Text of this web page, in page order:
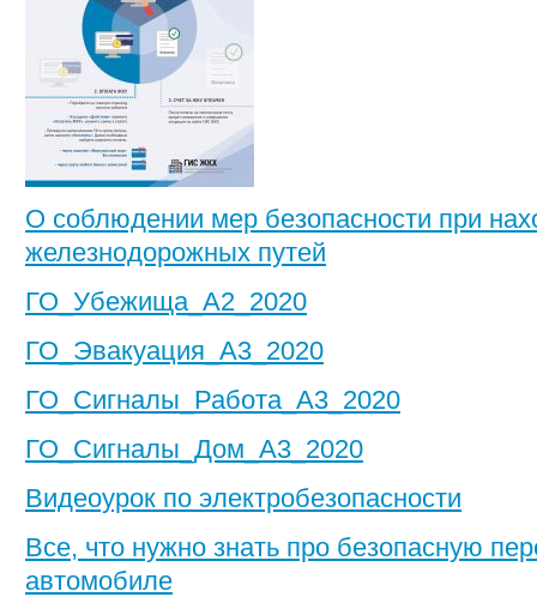
О соблюдении мер безопасности при
железнодорожных путей
ГО_Убежища_А2_2020
ГО_Эвакуация_А3_2020
ГО_Сигналы_Работа_А3_2020
ГО_Сигналы_Дом_А3_2020
Видеоурок по электробезопасности
Все, что нужно знать про безопасную
автомобиле